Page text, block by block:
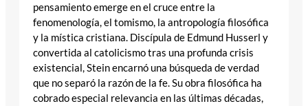
pensamiento emerge en el cruce entre la
fenomenología, el tomismo, la antropología filosófica
y la mística cristiana. Discípula de Edmund Husserl y
convertida al catolicismo tras una profunda crisis
existencial, Stein encarnó una búsqueda de verdad
que no separó la razón de la fe. Su obra filosófica ha
cobrado especial relevancia en las últimas décadas,